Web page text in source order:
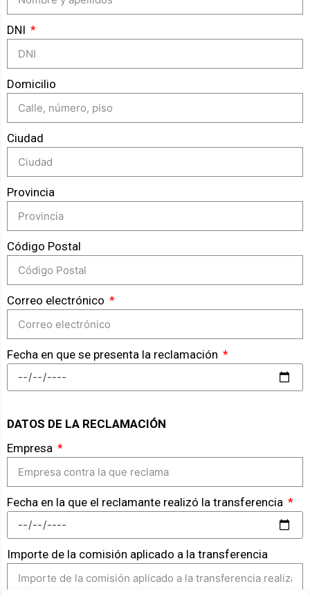
DNI
Domicilio
Ciudad
Provincia
Código Postal
Correo electrónico
Fecha en que se presenta la reclamación
DATOS DE LA RECLAMACIÓN
Empresa
Fecha en la que el reclamante realizó la transferencia
Importe de la comisión aplicado a la transferencia